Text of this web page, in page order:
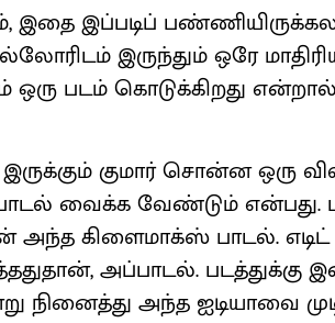
இதை இப்​படிப்
இருந்​தும் ஒரே
படம் கொடுக்​கிறது
குமார் சொன்ன ஒரு
வைக்க வேண்​டும் என்​பது.
அந்த கிளை​மாக்ஸ் பாடல். எடிட்
அப்​பாடல். படத்​துக்கு
அந்த ஐடி​யாவை